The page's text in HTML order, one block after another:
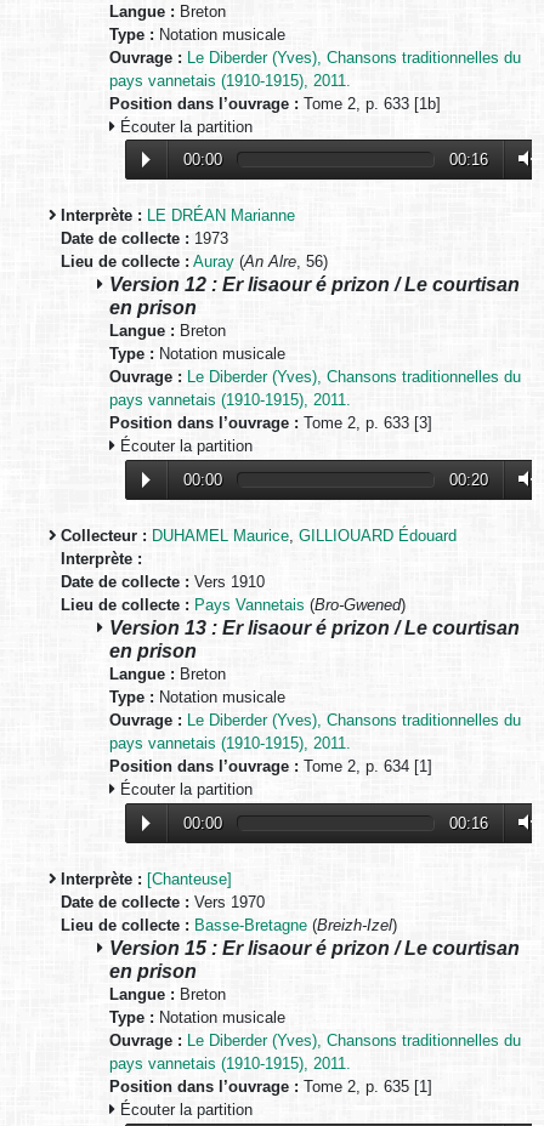
Langue : Breton
Type : Notation musicale
Ouvrage : Le Diberder (Yves), Chansons traditionnelles du
pays vannetais (1910-1915), 2011.
Position dans l’ouvrage : Tome 2, p. 633 [1b]
Écouter la partition
00:00
00:16
Interprète : LE DRÉAN Marianne
Date de collecte : 1973
Lieu de collecte : Auray (An Alre, 56)
Version 12 : Er lisaour é prizon / Le courtisan
en prison
Langue : Breton
Type : Notation musicale
Ouvrage : Le Diberder (Yves), Chansons traditionnelles du
pays vannetais (1910-1915), 2011.
Position dans l’ouvrage : Tome 2, p. 633 [3]
Écouter la partition
00:00
00:20
Collecteur : DUHAMEL Maurice, GILLIOUARD Édouard
Interprète :
Date de collecte : Vers 1910
Lieu de collecte : Pays Vannetais (Bro-Gwened)
Version 13 : Er lisaour é prizon / Le courtisan
en prison
Langue : Breton
Type : Notation musicale
Ouvrage : Le Diberder (Yves), Chansons traditionnelles du
pays vannetais (1910-1915), 2011.
Position dans l’ouvrage : Tome 2, p. 634 [1]
Écouter la partition
00:00
00:16
Interprète : [Chanteuse]
Date de collecte : Vers 1970
Lieu de collecte : Basse-Bretagne (Breizh-Izel)
Version 15 : Er lisaour é prizon / Le courtisan
en prison
Langue : Breton
Type : Notation musicale
Ouvrage : Le Diberder (Yves), Chansons traditionnelles du
pays vannetais (1910-1915), 2011.
Position dans l’ouvrage : Tome 2, p. 635 [1]
Écouter la partition